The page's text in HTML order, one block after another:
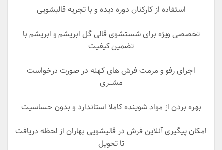
استفاده از کارکنان دوره دیده و با تجریه قالیشویی
تخصصی ویژه برای شستشوی قالی گل ابریشم و ابریشم با
تضمین کیفیت
اجرای رفو و مرمت فرش های کهنه در صورت درخواست
مشتری
بهره بردن از مواد شوینده کاملا استاندارد و بدون حساسیت
امکان پیگیری آنلاین فرش در قالیشویی بهاران از لحظه دریافت
تا تحویل